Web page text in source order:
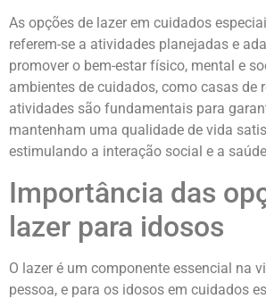
As opções de lazer em cuidados
referem-se a atividades planejadas e
promover o bem-estar físico, mental e
ambientes de cuidados, como casas de
atividades são fundamentais para
mantenham uma qualidade de vida
estimulando a interação social e a
Importância das
lazer para idosos
O lazer é um componente essencial na
pessoa, e para os idosos em cuidados